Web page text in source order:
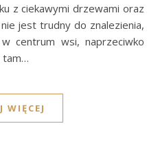
z ciekawymi drzewami oraz
jest trudny do znalezienia,
centrum wsi, naprzeciwko
tam…
WIĘCEJ